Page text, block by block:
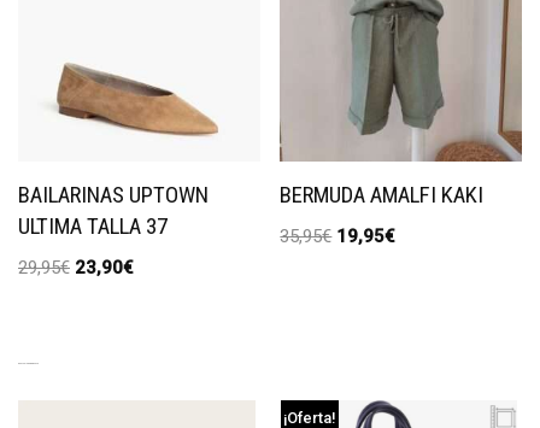
BAILARINAS UPTOWN
ULTIMA TALLA 37
29,95€ 23,90€
BERMUDA AMALFI KAKI
35,95€ 19,95€
¡Oferta!